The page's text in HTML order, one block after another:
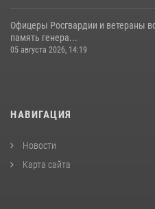
Офицеры Росгвардии и ветераны
память генера...
05 августа 2026, 14:19
НАВИГАЦИЯ
Новости
Карта сайта